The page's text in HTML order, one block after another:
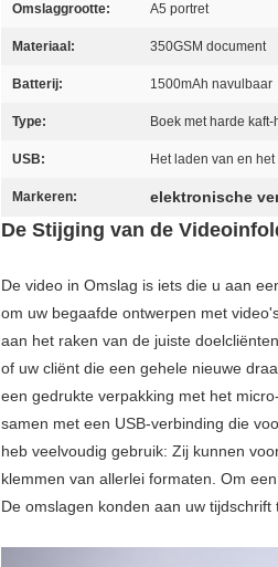
Omslaggrootte: A5 portret
Materiaal: 350GSM document
Batterij: 1500mAh navulbaar
Type: Boek met harde
USB: Het laden van en
Markeren: elektronische
De Stijging van de
De video in Omslag is iets die u aan
om uw begaafde ontwerpen met
aan het raken van de juiste
of uw cliënt die een gehele nieuwe
een gedrukte verpakking met het
samen met een USB-verbinding die
heb veelvoudig gebruik: Zij kunnen
klemmen van allerlei formaten. Om
De omslagen konden aan uw tijdschrift